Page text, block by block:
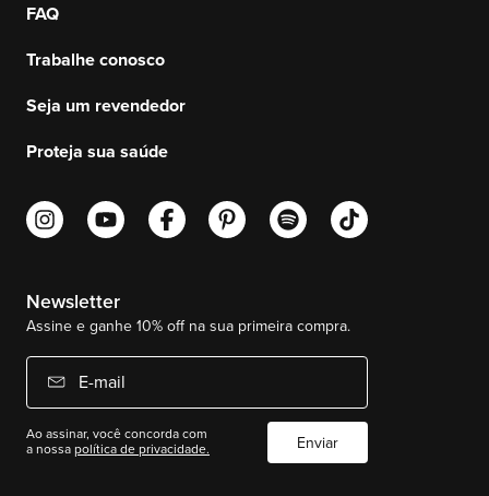
FAQ
Trabalhe conosco
Seja um revendedor
Proteja sua saúde
Newsletter
Assine e ganhe 10% off na sua primeira compra.
E-mail
Ao assinar, você concorda com
a nossapolítica de privacidade. Enviar